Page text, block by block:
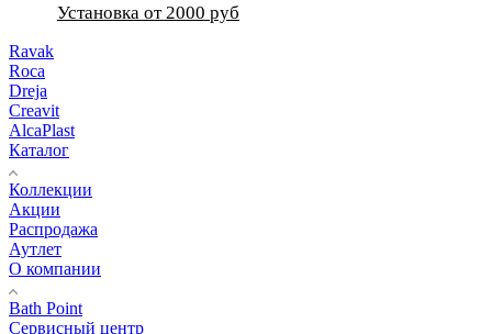
Установка от 2000 руб
Ravak
Roca
Dreja
Creavit
AlcaPlast
Каталог
Коллекции
Акции
Распродажа
Аутлет
О компании
Bath Point
Сервисный центр